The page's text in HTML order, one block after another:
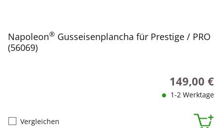
Napoleon® Gusseisenplancha für Prestige / PRO
(56069)
Regulärer
149,00 €
1-2 Werktage
Vergleichen